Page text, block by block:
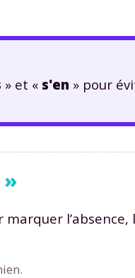
» et « s'en » pour
»
marquer